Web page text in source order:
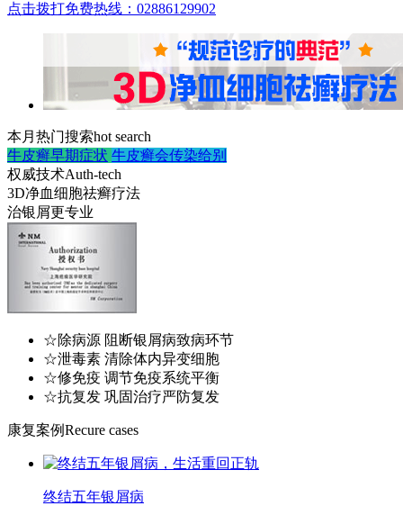
点击拨打免费热线：02886129902
本月热门搜索hot search
牛皮癣早期症状 牛皮癣会传染给别
权威技术Auth-tech
3D净血细胞祛癣疗法
治银屑更专业
☆除病源 阻断银屑病致病环节
☆泄毒素 清除体内异变细胞
☆修免疫 调节免疫系统平衡
☆抗复发 巩固治疗严防复发
康复案例Recure cases
终结五年银屑病